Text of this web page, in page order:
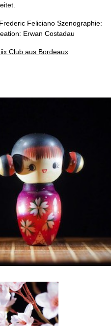
Feliciano Szenographie:
Erwan Costadau
Club aus Bordeaux